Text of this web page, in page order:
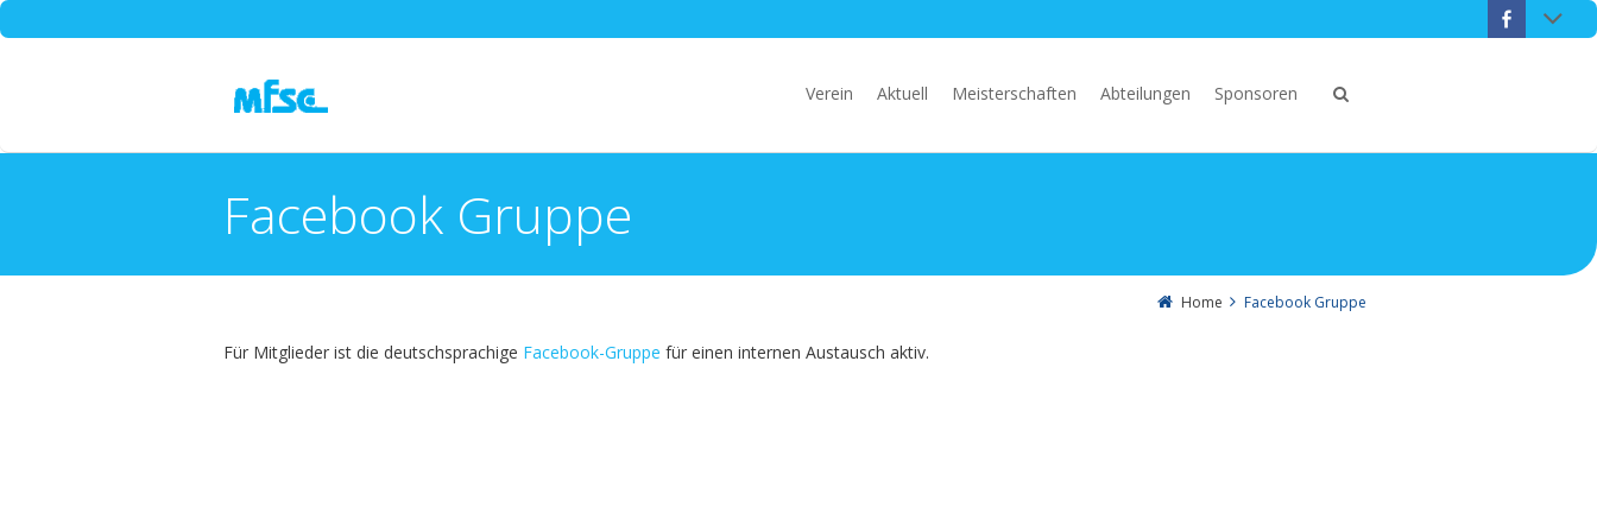
Verein Aktuell Meisterschaften Abteilungen Sponsoren
Facebook Gruppe
Home Facebook Gruppe
Für Mitglieder ist die deutschsprachige Facebook-Gruppe für einen internen Austausch aktiv.